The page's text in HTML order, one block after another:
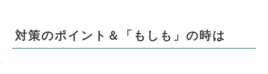
対策のポイント＆「もしも」の時は